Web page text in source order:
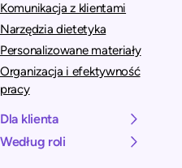
Komunikacja z klientami
Narzędzia dietetyka
Personalizowane materiały
Organizacja i efektywność
pracy
Dla klienta
Według roli